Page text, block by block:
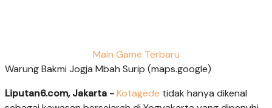
Main Game Terbaru
Warung Bakmi Jogja Mbah Surip (maps.google)
Liputan6.com, Jakarta -Kotagede tidak hanya dikenal